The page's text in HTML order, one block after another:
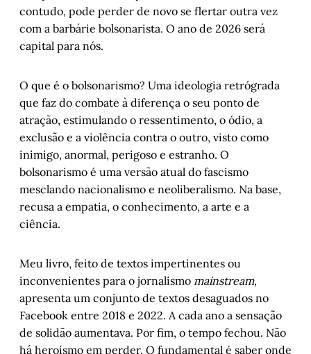
contudo, pode perder de novo se flertar outra vez
com a barbárie bolsonarista. O ano de 2026 será
capital para nós.
O que é o bolsonarismo? Uma ideologia retrógrada
que faz do combate à diferença o seu ponto de
atração, estimulando o ressentimento, o ódio, a
exclusão e a violência contra o outro, visto como
inimigo, anormal, perigoso e estranho. O
bolsonarismo é uma versão atual do fascismo
mesclando nacionalismo e neoliberalismo. Na base,
recusa a empatia, o conhecimento, a arte e a
ciência.
Meu livro, feito de textos impertinentes ou
inconvenientes para o jornalismo mainstream,
apresenta um conjunto de textos desaguados no
Facebook entre 2018 e 2022. A cada ano a sensação
de solidão aumentava. Por fim, o tempo fechou. Não
há heroísmo em perder. O fundamental é saber onde